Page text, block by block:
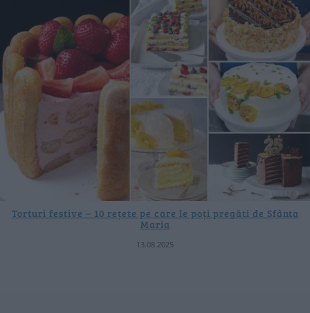
Torturi festive – 10 rețete pe care le poți pregăti de Sfânta
Maria
13.08.2025